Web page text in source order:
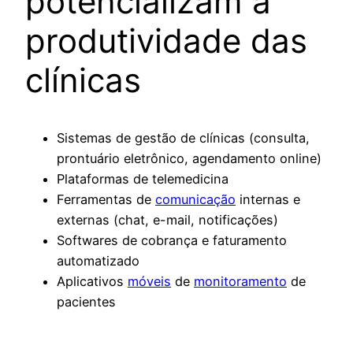
produtividade das
clínicas
Sistemas de gestão de clínicas (consulta,
prontuário eletrônico, agendamento online)
Plataformas de telemedicina
Ferramentas de comunicação internas e
externas (chat, e-mail, notificações)
Softwares de cobrança e faturamento
automatizado
Aplicativos móveis de monitoramento de
pacientes